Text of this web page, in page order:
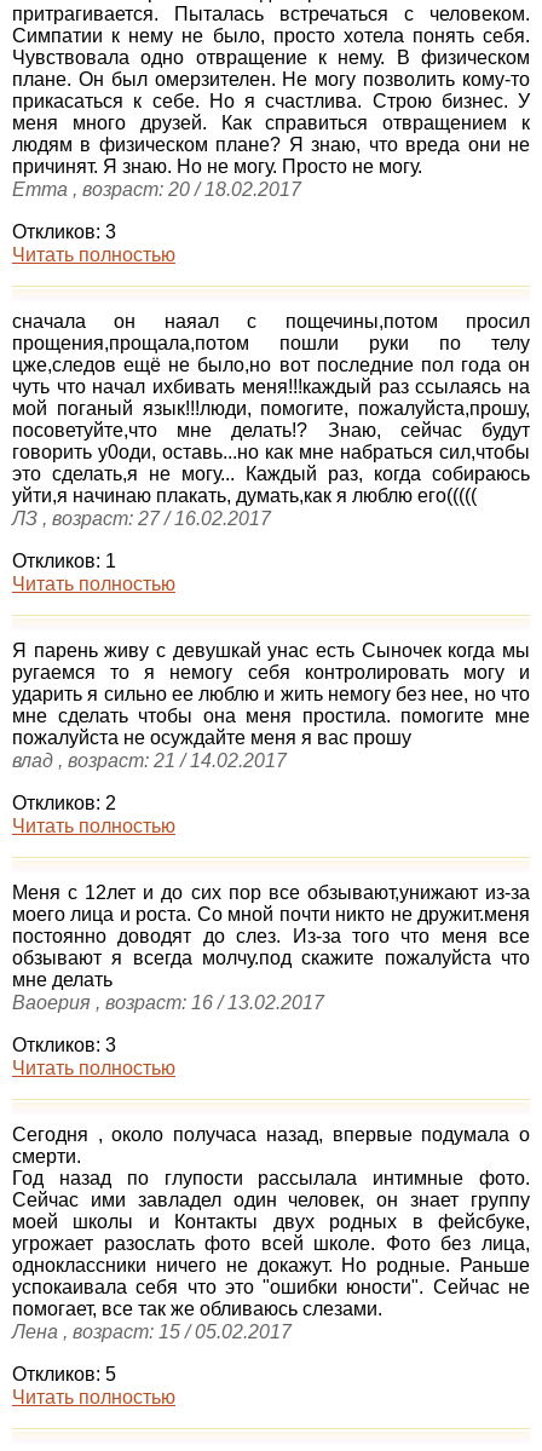
притрагивается. Пыталась встречаться с человеком.
Симпатии к нему не было, просто хотела понять себя.
Чувствовала одно отвращение к нему. В физическом
плане. Он был омерзителен. Не могу позволить кому-то
прикасаться к себе. Но я счастлива. Строю бизнес. У
меня много друзей. Как справиться отвращением к
людям в физическом плане? Я знаю, что вреда они не
причинят. Я знаю. Но не могу. Просто не могу.
Emma , возраст: 20 / 18.02.2017
Откликов: 3
Читать полностью
сначала он наяал с пощечины,потом просил
прощения,прощала,потом пошли руки по телу
цже,следов ещё не было,но вот последние пол года он
чуть что начал ихбивать меня!!!каждый раз ссылаясь на
мой поганый язык!!!люди, помогите, пожалуйста,прошу,
посоветуйте,что мне делать!? Знаю, сейчас будут
говорить у0оди, оставь...но как мне набраться сил,чтобы
это сделать,я не могу... Каждый раз, когда собираюсь
уйти,я начинаю плакать, думать,как я люблю его(((((
ЛЗ , возраст: 27 / 16.02.2017
Откликов: 1
Читать полностью
Я парень живу с девушкай унас есть Сыночек когда мы
ругаемся то я немогу себя контролировать могу и
ударить я сильно ее люблю и жить немогу без нее, но что
мне сделать чтобы она меня простила. помогите мне
пожалуйста не осуждайте меня я вас прошу
влад , возраст: 21 / 14.02.2017
Откликов: 2
Читать полностью
Меня с 12лет и до сих пор все обзывают,унижают из-за
моего лица и роста. Со мной почти никто не дружит.меня
постоянно доводят до слез. Из-за того что меня все
обзывают я всегда молчу.под скажите пожалуйста что
мне делать
Ваоерия , возраст: 16 / 13.02.2017
Откликов: 3
Читать полностью
Сегодня , около получаса назад, впервые подумала о
смерти.
Год назад по глупости рассылала интимные фото.
Сейчас ими завладел один человек, он знает группу
моей школы и Контакты двух родных в фейсбуке,
угрожает разослать фото всей школе. Фото без лица,
одноклассники ничего не докажут. Но родные. Раньше
успокаивала себя что это "ошибки юности". Сейчас не
помогает, все так же обливаюсь слезами.
Лена , возраст: 15 / 05.02.2017
Откликов: 5
Читать полностью